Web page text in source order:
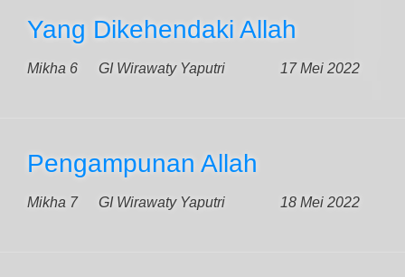
Yang Dikehendaki Allah
Mikha 6 17 Mei 2022
GI Wirawaty Yaputri
Pengampunan Allah
Mikha 7 18 Mei 2022
GI Wirawaty Yaputri